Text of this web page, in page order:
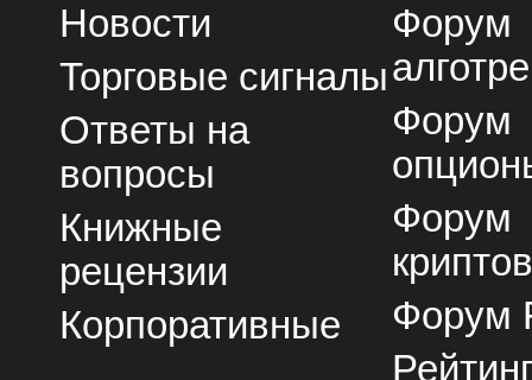
Новости
Торговые сигналы
Ответы на
вопросы
Книжные
рецензии
Корпоративные
Форум
Форум
Форум
Форум